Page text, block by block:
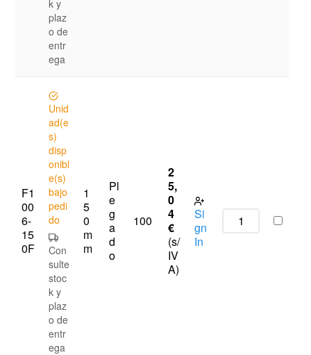
k y
plaz
o de
entr
ega
F1
00
6-
15
0F
Unid
ad(e
s)
disp
onibl
e(s)
bajo
pedi
do
Con
sulte
stoc
k y
plaz
o de
entr
ega
1
5
0
m
m
Pl
e
g
a
d
o
100
2
5,
0
4
€
(s/
IV
A)
Si
gn
In